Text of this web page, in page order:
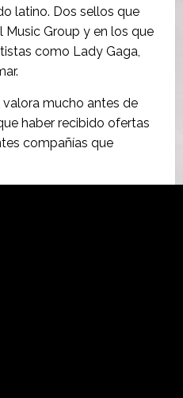
latino. Dos sellos que
Group y en los que
como Lady Gaga,
mucho antes de
haber recibido ofertas
compañías que